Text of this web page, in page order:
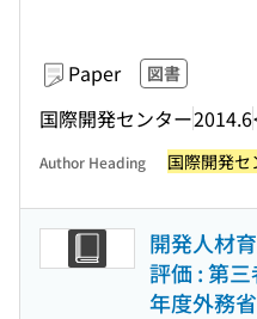
Paper 図書
国際開発センター2014.6
Author Heading 国際開発
開発人材
評価 : 第
年度外務